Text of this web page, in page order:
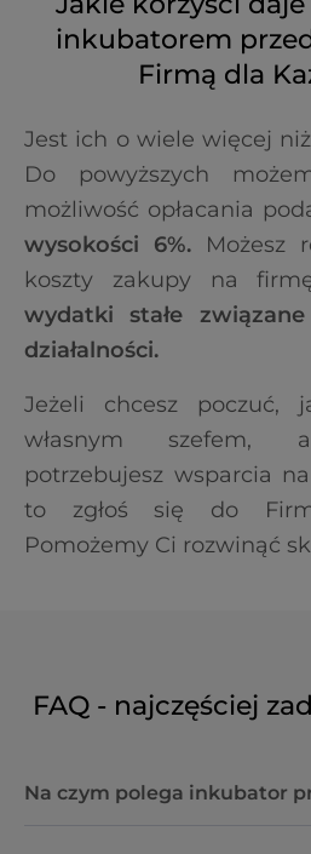
inkubatorem
Firmą dla
Jest ich o wiele więcej
Do powyższych
możliwość opłacania
wysokości 6%. Możesz
koszty zakupy na
wydatki stałe
działalności.
Jeżeli chcesz poczuć,
własnym szefem,
potrzebujesz wsparcia
to zgłoś się do
Pomożemy Ci rozwinąć
FAQ - najczęściej
Na czym polega inkubator